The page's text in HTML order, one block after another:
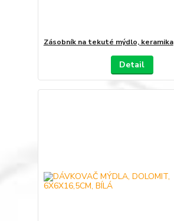
Zásobník na tekuté mýdlo, keramika
Detail